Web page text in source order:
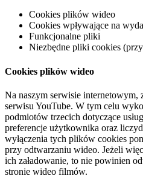
Cookies plików wideo
Cookies wpływające na
Funkcjonalne pliki
Niezbędne pliki cookies
Cookies plików wideo
Na naszym serwisie internetowym,
serwisu YouTube. W tym celu
podmiotów trzecich dotyczące
preferencje użytkownika oraz
wyłączenia tych plików cookies
przy odtwarzaniu wideo. Jeżeli
ich załadowanie, to nie powinien
stronie wideo filmów.